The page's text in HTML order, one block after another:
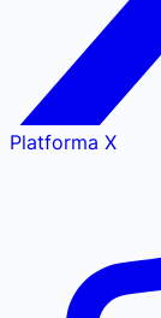
Platforma X